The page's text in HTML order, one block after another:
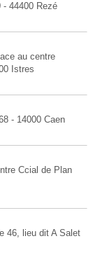
- 44400 Rezé
au centre
Istres
- 14000 Caen
Ccial de Plan
46, lieu dit A Salet